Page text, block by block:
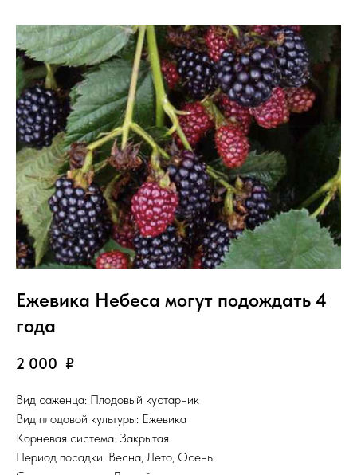
Ежевика Небеса могут подождать 4
года
2 000 ₽
Вид саженца: Плодовый кустарник
Вид плодовой культуры: Ежевика
Корневая система: Закрытая
Период посадки: Весна, Лето, Осень